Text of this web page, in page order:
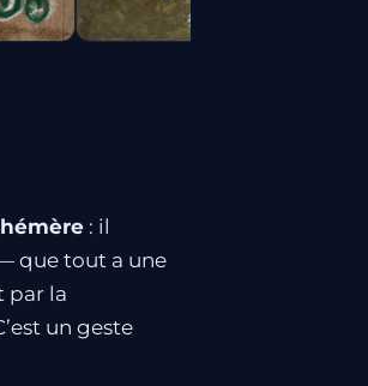
: il
que tout a une
par la
un geste